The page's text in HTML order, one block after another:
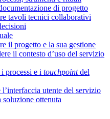
di progetto
tavoli tecnici collaborativi
il progetto e la sua gestione
il contesto d’uso del servizio
processi e i touchpointdel
utente del servizio
ottenuta